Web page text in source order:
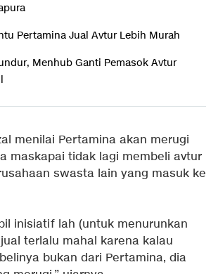
Pertamina Jual Avtur Lebih Murah
Menhub Ganti Pemasok Avtur
menilai Pertamina akan merugi
maskapai tidak lagi membeli avtur
swasta lain yang masuk ke
inisiatif lah (untuk menurunkan
terlalu mahal karena kalau
bukan dari Pertamina, dia